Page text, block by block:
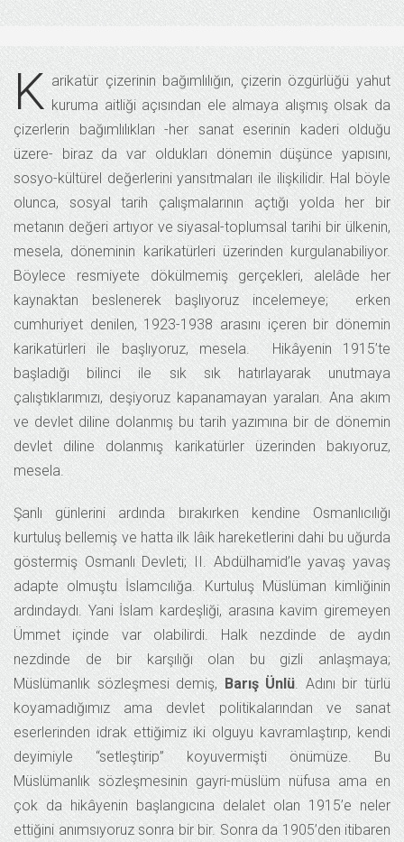
K arikatür çizerinin bağımlılığın, çizerin özgürlüğü yahut
kuruma aitliği açısından ele almaya alışmış olsak da
çizerlerin bağımlılıkları -her sanat eserinin kaderi olduğu
üzere- biraz da var oldukları dönemin düşünce yapısını,
sosyo-kültürel değerlerini yansıtmaları ile ilişkilidir. Hal böyle
olunca, sosyal tarih çalışmalarının açtığı yolda her bir
metanın değeri artıyor ve siyasal-toplumsal tarihi bir ülkenin,
mesela, döneminin karikatürleri üzerinden kurgulanabiliyor.
Böylece resmiyete dökülmemiş gerçekleri, alelâde her
kaynaktan beslenerek başlıyoruz incelemeye; erken
cumhuriyet denilen, 1923-1938 arasını içeren bir dönemin
karikatürleri ile başlıyoruz, mesela. Hikâyenin 1915’te
başladığı bilinci ile sık sık hatırlayarak unutmaya
çalıştıklarımızı, deşiyoruz kapanamayan yaraları. Ana akım
ve devlet diline dolanmış bu tarih yazımına bir de dönemin
devlet diline dolanmış karikatürler üzerinden bakıyoruz,
mesela.
Şanlı günlerini ardında bırakırken kendine Osmanlıcılığı
kurtuluş bellemiş ve hatta ilk lâik hareketlerini dahi bu uğurda
göstermiş Osmanlı Devleti; II. Abdülhamid’le yavaş yavaş
adapte olmuştu İslamcılığa. Kurtuluş Müslüman kimliğinin
ardındaydı. Yani İslam kardeşliği, arasına kavim giremeyen
Ümmet içinde var olabilirdi. Halk nezdinde de aydın
nezdinde de bir karşılığı olan bu gizli anlaşmaya;
Müslümanlık sözleşmesi demiş, Barış Ünlü. Adını bir türlü
koyamadığımız ama devlet politikalarından ve sanat
eserlerinden idrak ettiğimiz iki olguyu kavramlaştırıp, kendi
deyimiyle “setleştirip” koyuvermişti önümüze. Bu
Müslümanlık sözleşmesinin gayri-müslüm nüfusa ama en
çok da hikâyenin başlangıcına delalet olan 1915’e neler
ettiğini anımsıyoruz sonra bir bir. Sonra da 1905’den itibaren